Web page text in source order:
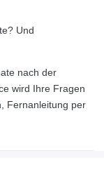
Und
nach der
wird Ihre Fragen
Fernanleitung per